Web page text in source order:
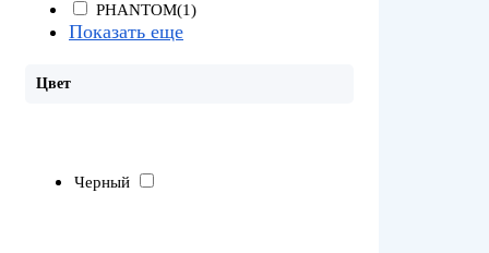
PHANTOM(1)
Показать еще
Цвет
Черный